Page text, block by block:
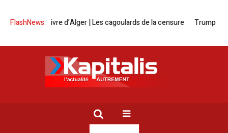
FlashNews:
Selon du livre d’Alger | Les cagoulards de la censure Trump –